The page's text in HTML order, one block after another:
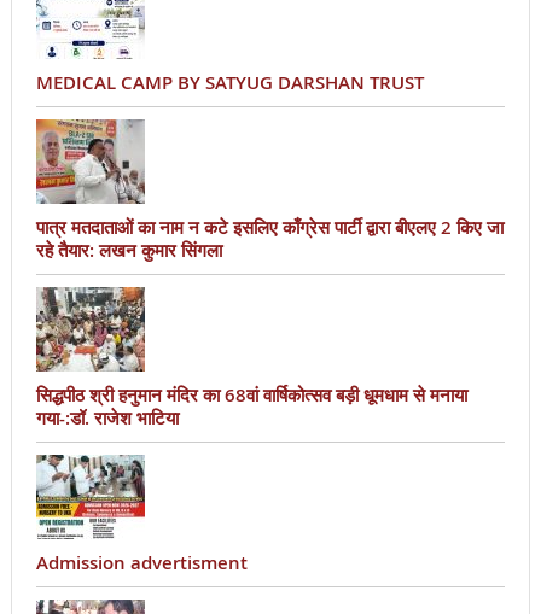
MEDICAL CAMP BY SATYUG DARSHAN TRUST
पात्र मतदाताओं का नाम न कटे इसलिए काँग्रेस पार्टी द्वारा बीएलए 2 किए जा
रहे तैयार: लखन कुमार सिंगला
सिद्धपीठ श्री हनुमान मंदिर का 68वां वार्षिकोत्सव बड़ी धूमधाम से मनाया
गया-:डॉ. राजेश भाटिया
Admission advertisment